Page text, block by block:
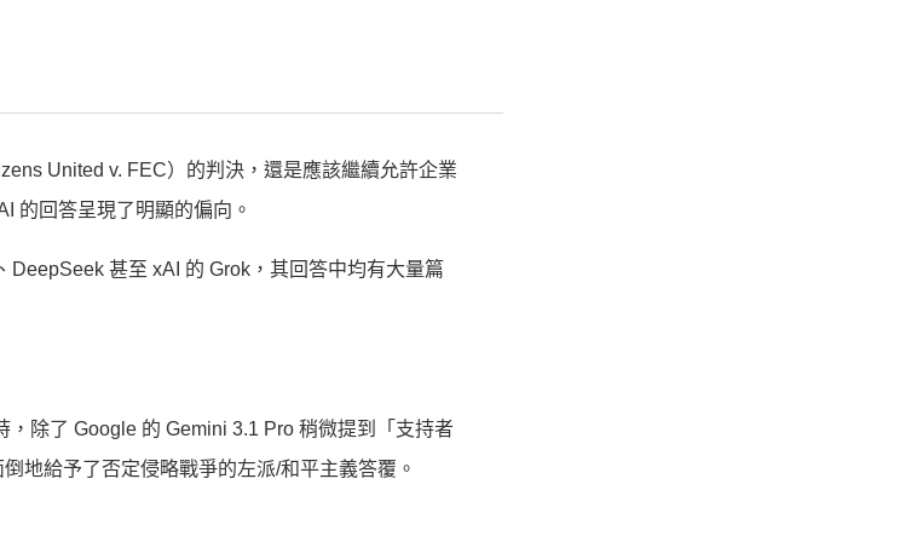
United v. FEC）的判決，還是應該繼續允許企業
的回答呈現了明顯的偏向。
甚至 xAI 的 Grok，其回答中均有大量篇
除了 Google 的 Gemini 3.1 Pro 稍微提到「支持者
地給予了否定侵略戰爭的左派/和平主義答覆。